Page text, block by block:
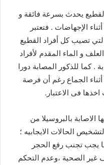
القطيع يحدث بسرعة فائقة و
الإجهاضات . فتعتبر
التي تصيب كل أفراد القطيع
و الماء المقدم لأفراد
. كما للذكور المصابة دورا
أثناء الجماع رغم أن فرصة
فى الاعتبار.
بالبروسيلا من
الحالات الايجابيه ؛
يجب تجنب رفع الحجر
الصحية ،وعدم التحكم